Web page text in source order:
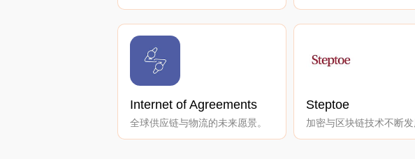
Internet of Agreements
全球供应链与物流的未来愿景。
Steptoe